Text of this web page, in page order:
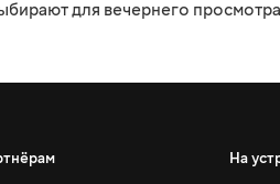
для вечернего
На